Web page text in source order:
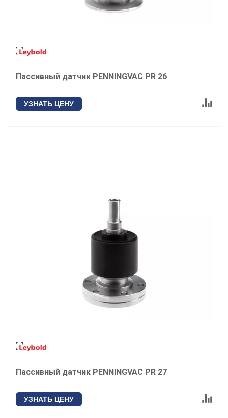
Пассивный датчик PENNINGVAC PR 26
УЗНАТЬ ЦЕНУ
Пассивный датчик PENNINGVAC PR 27
УЗНАТЬ ЦЕНУ